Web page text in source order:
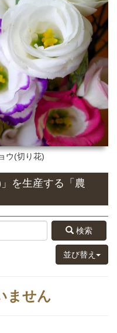
ウ(切り花)
を生産する 「農
検索
並び替え
ません